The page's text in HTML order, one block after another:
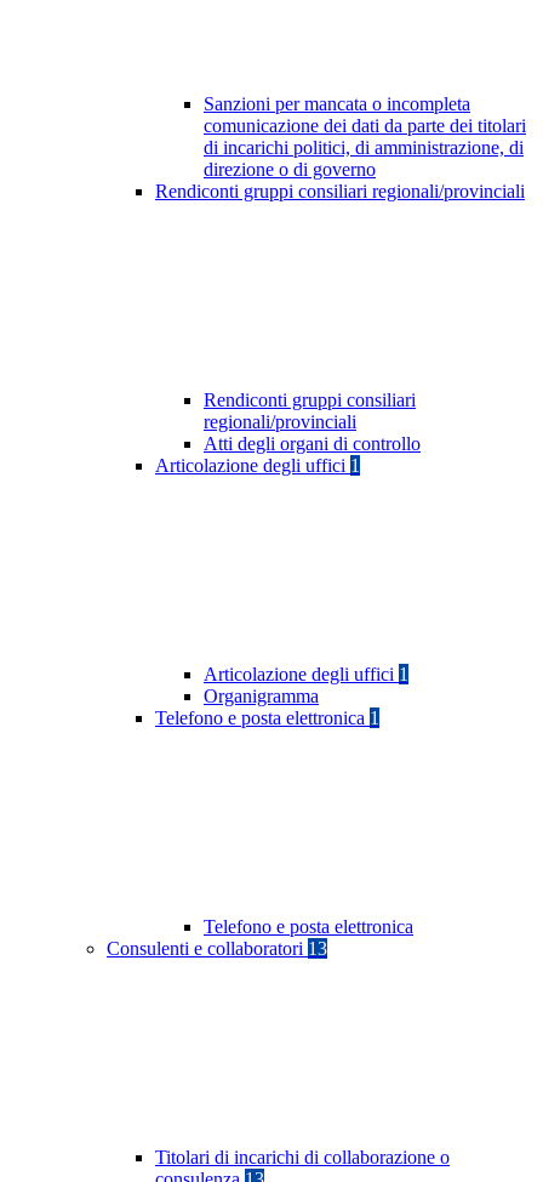
Sanzioni per mancata o incompleta
comunicazione dei dati da parte dei titolari
di incarichi politici, di amministrazione, di
direzione o di governo
Rendiconti gruppi consiliari regionali/provinciali
Rendiconti gruppi consiliari
regionali/provinciali
Atti degli organi di controllo
Articolazione degli uffici 1
Articolazione degli uffici 1
Organigramma
Telefono e posta elettronica 1
Telefono e posta elettronica
Consulenti e collaboratori 13
Titolari di incarichi di collaborazione o